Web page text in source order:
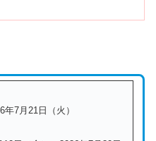
7月21日（火）